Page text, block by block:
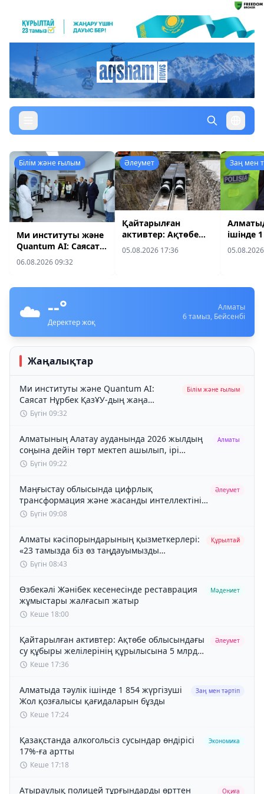
Құрылтай
Шығыс Қазақстандағы
сарапшылар алаңында жаңа
талқыланды
05.08.2026 12:46 • 100
Білім және ғылым
Ми институты және
Quantum AI: Саясат
Нұрбек ҚазҰУ-дың
жаңа ғылыми
танысты
06.08.2026 09:32
Әлеумет
Қайтарылған
активтер: Ақтөбе
облысындағы су
05.08.2026 17:36
Заң мен
ішінде
☁️ --°
Деректер жоқ
Алматы
6 тамыз, Бейсенбі
Жаңалықтар
Ми институты және Quantum AI:
Саясат Нұрбек ҚазҰУ-дың жаңа
ғылыми алаңдарымен танысты
Бүгін 09:32
Білім және ғылым
Алматының Алатау ауданында 2026 жылдың
соңына дейін төрт мектеп ашылып, ірі
инфрақұрылымдық жобалар аяқталады
Бүгін 09:22
Алматы
Маңғыстау облысында цифрлық
трансформация және жасанды интеллектіні
дамыту мәселелері қаралды
Бүгін 09:08
Әлеумет
Алматы кәсіпорындарының қызметкерлері:
«23 тамызда біз өз таңдауымызды
жасаймыз»
Бүгін 08:43
Құрылтай
Өзбекәлі Жәнібек кесенесінде реставрация
жұмыстары жалғасып жатыр
Кеше 18:00
Мәдениет
Қайтарылған активтер: Ақтөбе облысындағы
су құбыры желілерінің құрылысына 5 млрд
теңге бөлінді
Кеше 17:36
Әлеумет
Алматыда тәулік ішінде 1 854 жүргізуші
Жол қозғалысы қағидаларын бұзды
Кеше 17:24
Заң мен тəртіп
Қазақстанда алкогольсіз сусындар өндірісі
17%-ға артты
Кеше 17:18
Экономика
Атыраулық полицей тұрғындарды өрттен
Оқиға